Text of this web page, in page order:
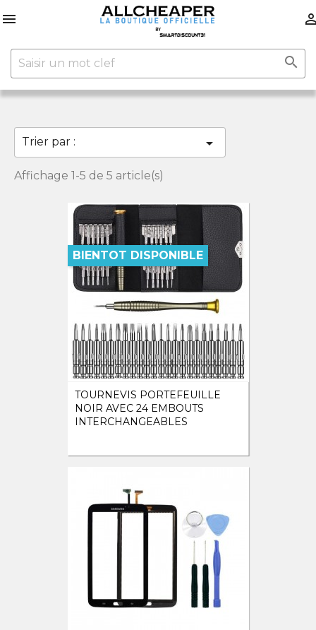


Trier par : 
Affichage 1-5 de 5 article(s)
TOURNEVIS PORTEFEUILLE
NOIR AVEC 24 EMBOUTS
INTERCHANGEABLES
BIENTOT DISPONIBLE